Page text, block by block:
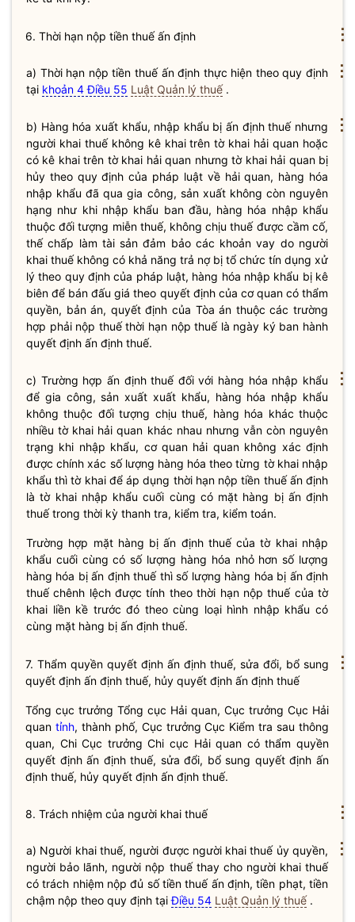
6. Thời hạn nộp tiền thuếấn định
a) Thời hạn nộp tiền thuếấn định thực hiện theo quy định
tại khoản 4 Điều 55 Luật Quản lý thuế.
b) Hàng hóa xuất khẩu, nhập khẩu bị ấn định thuế nhưng
người khai thuế không kê khai trêntờ khai hải quan hoặc
có kê khai trên tờ khai hải quan nhưngtờ khai hải quanbị
hủy theo quy định của pháp luậtvề hải quan, hàng hóa
nhập khẩu đã qua gia công, sản xuất không còn nguyên
hạng như khi nhập khẩu ban đầu, hàng hóa nhập khẩu
thuộc đối tượng miễn thuế, không chịu thuế được cầm cố,
thế chấp làm tài sản đảm bảo các khoản vay do người
khai thuế không có khả năng trả nợ bị tổ chức tín dụng xử
lý theo quy định của pháp luật, hàng hóa nhập khẩu bị kê
biên để bán đấu giá theo quyết định của cơ quan có thẩm
quyền, bản án, quyết định của Tòa án thuộc các trường
hợp phải nộp thuế thời hạn nộp thuế là ngày ký ban hành
quyết định ấn định thuế.
c) Trường hợp ấn địnhthuếđối với hàng hóa nhập khẩu
để gia công, sản xuất xuất khẩu, hàng hóa nhập khẩu
không thuộc đối tượng chịuthuế, hàng hóa khác thuộc
nhiềutờ khai hải quan khác nhau nhưng vẫn còn nguyên
trạng khi nhập khẩu, cơ quan hải quan không xác định
được chính xác số lượng hàng hóa theo từng tờ khai nhập
khẩu thì tờ khai để áp dụng thời hạn nộp tiền thuếấn định
là tờ khai nhập khẩu cuối cùng có mặt hàng bị ấn định
thuếtrong thời kỳ thanh tra, kiểm tra, kiểm toán.
Trường hợp mặt hàng bị ấn định thuế của tờ khai nhập
khẩu cuối cùng có số lượng hàng hóa nhỏ hơn số lượng
hàng hóa bị ấn định thuế thì số lượng hàng hóa bị ấn định
thuế chênh lệch được tính theo thời hạn nộp thuế của tờ
khai liền kề trước đó theo cùng loại hình nhập khẩu có
cùng mặt hàng bị ấn định thuế.
7. Thẩm quyền quyết định ấn định thuế, sửa đổi, bổ sung
quyết định ấn định thuế, hủy quyết định ấn định thuế
Tổng cục trưởng Tổng cục Hải quan, Cục trưởng Cục Hải
quan tỉnh, thành phố, Cục trưởng Cục Kiểm tra sau thông
quan, Chi Cục trưởng Chi cục Hải quan có thẩmquyền
quyết định ấn định thuế, sửa đổi, bổ sung quyết định ấn
định thuế, hủy quyết định ấn định thuế.
8. Trách nhiệm của người khai thuế
a) Người khai thuế, người được người khaithuếủyquyền,
người bảo lãnh, người nộp thuếthay cho người khai thuế
có trách nhiệm nộp đủ số tiềnthuếấn định, tiền phạt, tiền
chậm nộp theo quy định tạiĐiều 54 Luật Quản lý thuế.
⋮
⋮
⋮
⋮
⋮
⋮
⋮